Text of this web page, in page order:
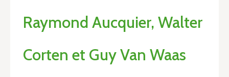
Raymond Aucquier, Walter
Corten et Guy Van Waas